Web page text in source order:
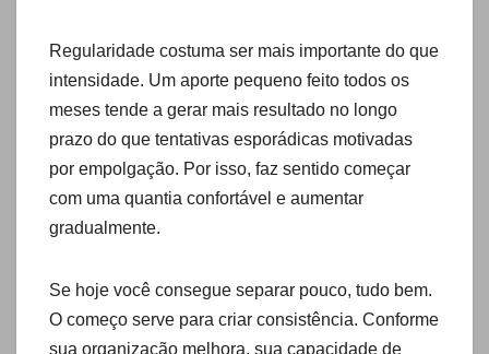
Regularidade costuma ser mais importante do que
intensidade. Um aporte pequeno feito todos os
meses tende a gerar mais resultado no longo
prazo do que tentativas esporádicas motivadas
por empolgação. Por isso, faz sentido começar
com uma quantia confortável e aumentar
gradualmente.
Se hoje você consegue separar pouco, tudo bem.
O começo serve para criar consistência. Conforme
sua organização melhora, sua capacidade de